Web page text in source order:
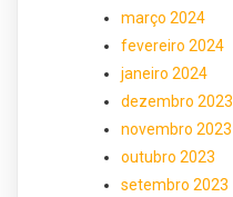
março 2024
fevereiro 2024
janeiro 2024
dezembro 2023
novembro 2023
outubro 2023
setembro 2023